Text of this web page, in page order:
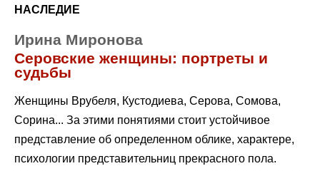
НАСЛЕДИЕ
Ирина Миронова
Серовские женщины: портреты и
судьбы
Женщины Врубеля, Кустодиева, Серова, Сомова,
Сорина... За этими понятиями стоит устойчивое
представление об определенном облике, характере,
психологии представительниц прекрасного пола.